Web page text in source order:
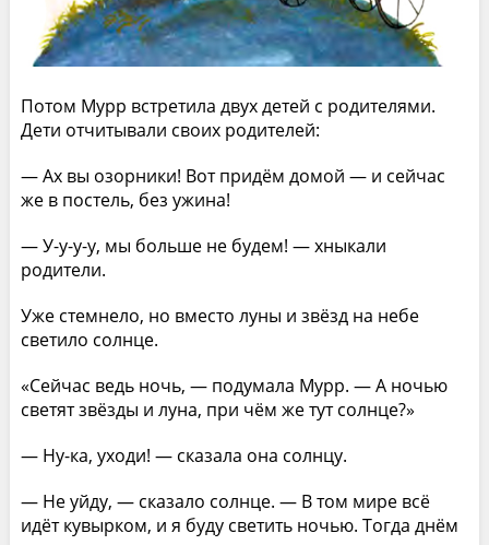
Потом Мурр встретила двух детей с родителями.
Дети отчитывали своих родителей:
— Ах вы озорники! Вот придём домой — и сейчас
же в постель, без ужина!
— У-у-у-у, мы больше не будем! — хныкали
родители.
Уже стемнело, но вместо луны и звёзд на небе
светило солнце.
«Сейчас ведь ночь, — подумала Мурр. — А ночью
светят звёзды и луна, при чём же тут солнце?»
— Ну-ка, уходи! — сказала она солнцу.
— Не уйду, — сказало солнце. — В том мире всё
идёт кувырком, и я буду светить ночью. Тогда днём